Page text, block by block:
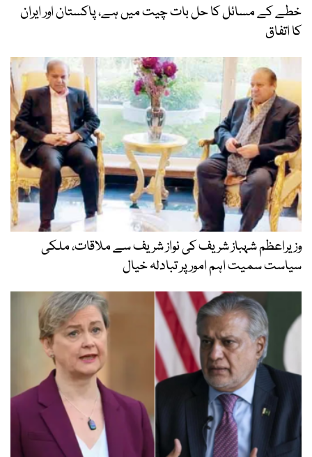
خطے کے مسائل کا حل بات چیت میں ہے، پاکستان اور ایران
کا اتفاق
وزیراعظم شہباز شریف کی نواز شریف سے ملاقات، ملکی
سیاست سمیت اہم امور پر تبادلہ خیال